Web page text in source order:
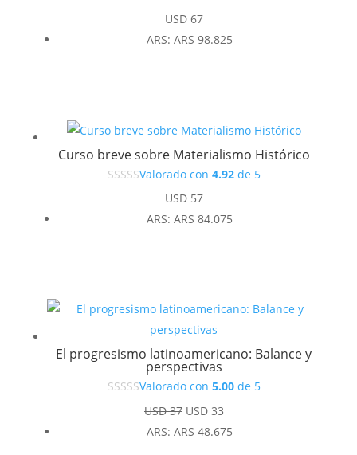
USD67
ARS: ARS 98.825
Curso breve sobre Materialismo Histórico
Valorado con 4.92de 5
USD57
ARS: ARS 84.075
El progresismo latinoamericano: Balance y
perspectivas
Valorado con 5.00de 5
USD37 El
precio
USD33El
precio
ARS: ARS 48.675